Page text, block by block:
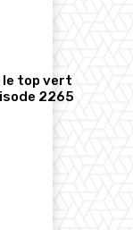
: le top vert
2265